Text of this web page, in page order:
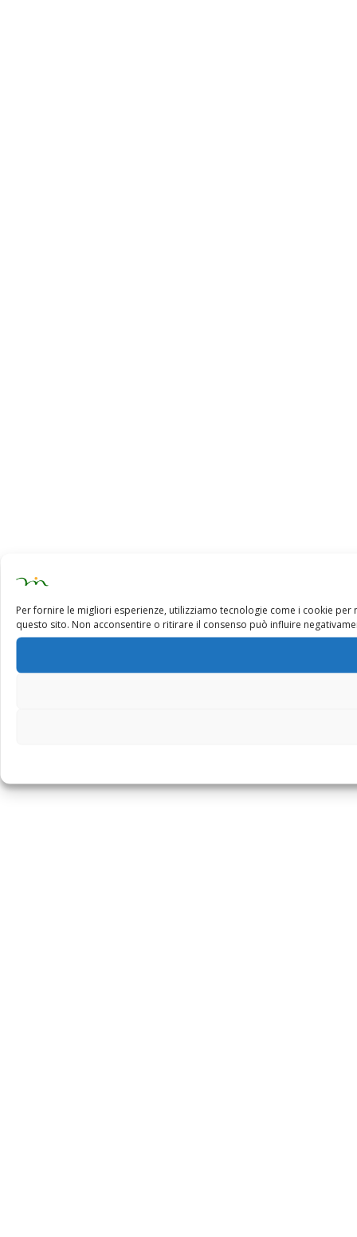
Per fornire le migliori esperienze, utilizziamo tecnologie come i cookie
questo sito. Non acconsentire o ritirare il consenso può influire